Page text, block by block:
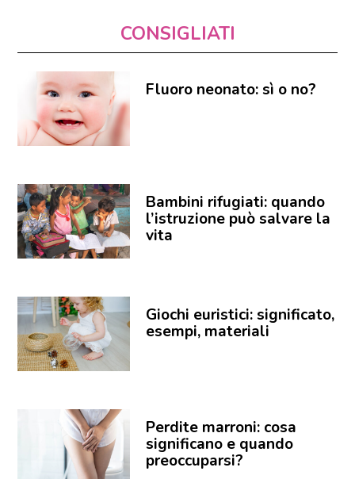
CONSIGLIATI
Fluoro neonato: sì o no?
Bambini rifugiati: quando
l’istruzione può salvare la
vita
Giochi euristici: significato,
esempi, materiali
Perdite marroni: cosa
significano e quando
preoccuparsi?